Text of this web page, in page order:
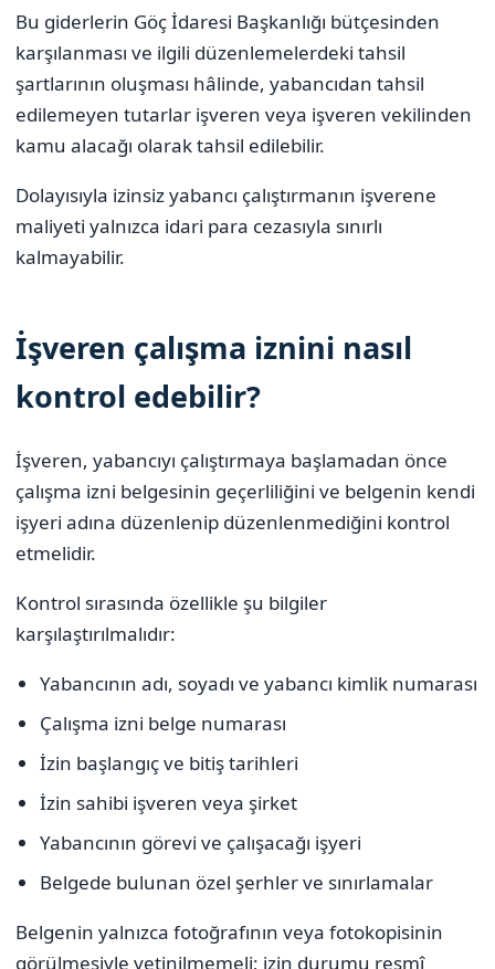
Bu giderlerin Göç İdaresi Başkanlığı bütçesinden
karşılanması ve ilgili düzenlemelerdeki tahsil
şartlarının oluşması hâlinde, yabancıdan tahsil
edilemeyen tutarlar işveren veya işveren vekilinden
kamu alacağı olarak tahsil edilebilir.
Dolayısıyla izinsiz yabancı çalıştırmanın işverene
maliyeti yalnızca idari para cezasıyla sınırlı
kalmayabilir.
İşveren çalışma iznini nasıl
kontrol edebilir?
İşveren, yabancıyı çalıştırmaya başlamadan önce
çalışma izni belgesinin geçerliliğini ve belgenin kendi
işyeri adına düzenlenip düzenlenmediğini kontrol
etmelidir.
Kontrol sırasında özellikle şu bilgiler
karşılaştırılmalıdır:
Yabancının adı, soyadı ve yabancı kimlik numarası
Çalışma izni belge numarası
İzin başlangıç ve bitiş tarihleri
İzin sahibi işveren veya şirket
Yabancının görevi ve çalışacağı işyeri
Belgede bulunan özel şerhler ve sınırlamalar
Belgenin yalnızca fotoğrafının veya fotokopisinin
görülmesiyle yetinilmemeli; izin durumu resmî